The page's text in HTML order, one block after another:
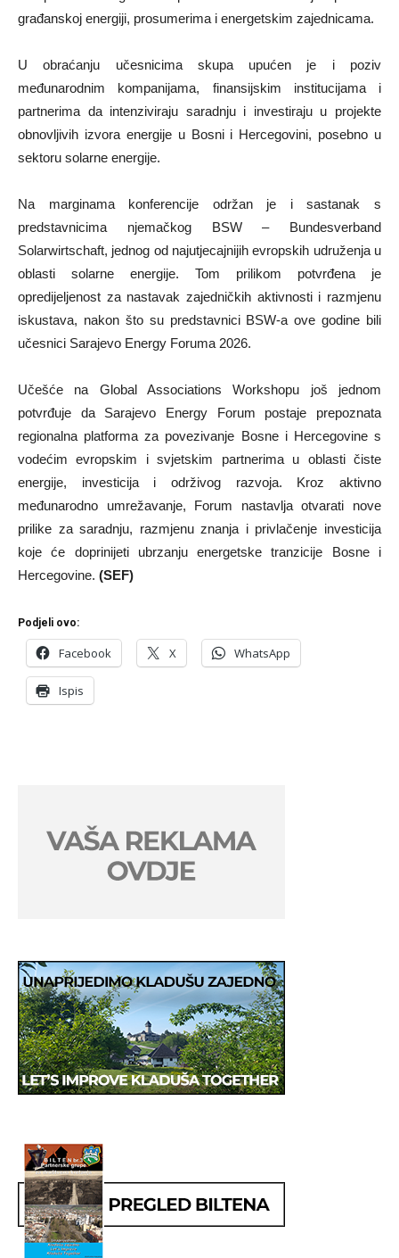
građanskoj energiji, prosumerima i energetskim zajednicama.
U obraćanju učesnicima skupa upućen je i poziv
međunarodnim kompanijama, finansijskim institucijama i
partnerima da intenziviraju saradnju i investiraju u projekte
obnovljivih izvora energije u Bosni i Hercegovini, posebno u
sektoru solarne energije.
Na marginama konferencije održan je i sastanak s
predstavnicima njemačkog BSW – Bundesverband
Solarwirtschaft, jednog od najutjecajnijih evropskih udruženja u
oblasti solarne energije. Tom prilikom potvrđena je
opredijeljenost za nastavak zajedničkih aktivnosti i razmjenu
iskustava, nakon što su predstavnici BSW-a ove godine bili
učesnici Sarajevo Energy Foruma 2026.
Učešće na Global Associations Workshopu još jednom
potvrđuje da Sarajevo Energy Forum postaje prepoznata
regionalna platforma za povezivanje Bosne i Hercegovine s
vodećim evropskim i svjetskim partnerima u oblasti čiste
energije, investicija i održivog razvoja. Kroz aktivno
međunarodno umrežavanje, Forum nastavlja otvarati nove
prilike za saradnju, razmjenu znanja i privlačenje investicija
koje će doprinijeti ubrzanju energetske tranzicije Bosne i
Hercegovine. (SEF)
Podjeli ovo:
Facebook X WhatsApp
Ispis